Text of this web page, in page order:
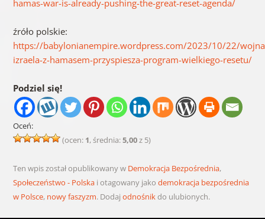
hamas-war-is-already-pushing-the-great-reset-agenda/
źróło polskie:
https://babylonianempire.wordpress.com/2023/10/22/
izraela-z-hamasem-przyspiesza-program-wielkiego-resetu/
Podziel się!
Oceń:
(ocen: 1, średnia:5,00z 5)
Ten wpis został opublikowany w Demokracja Bezpośrednia,
Społeczeństwo - Polskai otagowany jako demokracja bezpośrednia
w Polsce, nowy faszyzm. Dodaj odnośnikdo ulubionych.